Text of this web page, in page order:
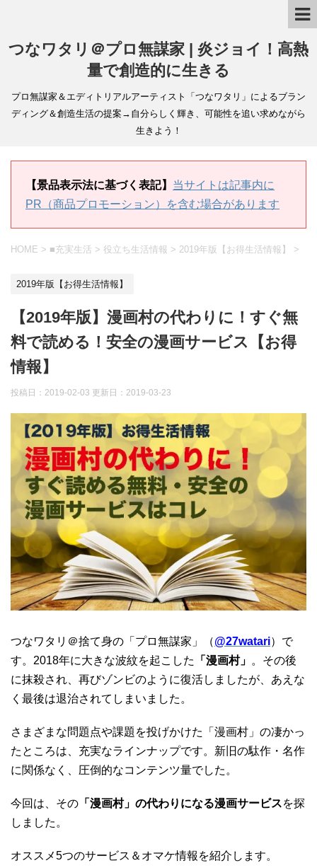
つなワタリ＠プロ無謀家 | 炎ジョイ！高熱
量で創造的に生きる
プロ無謀家＆エディトリアルアーティスト「つなワタリ」によるブラン
ディング＆創造生活の提案→自分らしく輝き、可能性を追い求めながら
生きよう！
【景品表示法に基づく表記】 当サイトは記事内に
PR（商品プロモーション）を含む場合があります
HOME > ■充実生活 > 役立ち生活情報 > 2019年版【お得生活情報】 >
2019年版【お得生活情報】
【2019年版】漫画村の代わりに！すぐ無
料で読める！安全の漫画サービス【お得
情報】
投稿日：2019-02-03 更新日： 2019-03-23
つなワタリ＠捨て身の「プロ無謀家」（@27watari）で
す。2018年に大きな波紋を起こした
「漫画村」 。その後
に抹殺され、再びゾンビのように復活しましたが、あえな
く最後は退治されてしまいました。
さまざまな問題点や課題を投げかけた「漫画村」の凄かっ
たところは、充実なラインナップです。新旧の駄作・名作
に関係なく、圧倒的なコンテンツ量でした。
今回は、その 「漫画村」の代わりになる漫画サービスを探
しました。
オススメ5つのサービス＆オマケ情報を紹介します。